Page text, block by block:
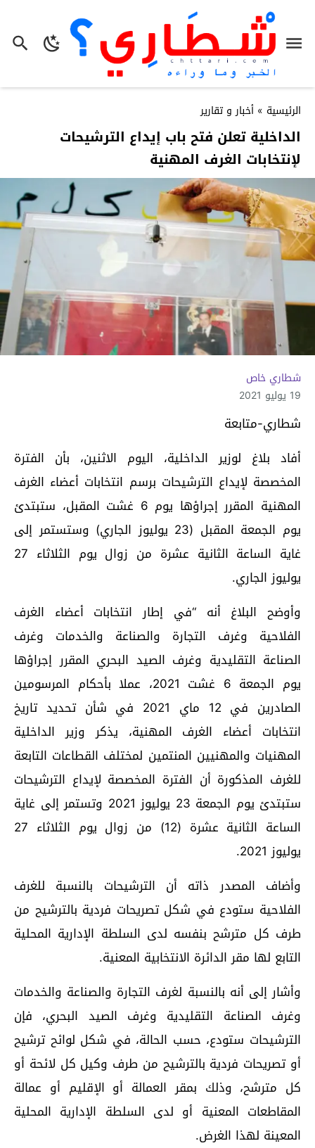
الرئيسية » أخبار و تقارير
الداخلية تعلن فتح باب إيداع الترشيحات
لإنتخابات الغرف المهنية
شطاري خاص
19 يوليو 2021
شطاري-متابعة
أفاد بلاغ لوزير الداخلية، اليوم الاثنين، بأن الفترة
المخصصة لإيداع الترشيحات برسم انتخابات أعضاء الغرف
المهنية المقرر إجراؤها يوم 6 غشت المقبل، ستبتدئ
يوم الجمعة المقبل (23 يوليوز الجاري) وستستمر إلى
غاية الساعة الثانية عشرة من زوال يوم الثلاثاء 27
يوليوز الجاري.
وأوضح البلاغ أنه “في إطار انتخابات أعضاء الغرف
الفلاحية وغرف التجارة والصناعة والخدمات وغرف
الصناعة التقليدية وغرف الصيد البحري المقرر إجراؤها
يوم الجمعة 6 غشت 2021، عملا بأحكام المرسومين
الصادرين في 12 ماي 2021 في شأن تحديد تاريخ
انتخابات أعضاء الغرف المهنية، يذكر وزير الداخلية
المهنيات والمهنيين المنتمين لمختلف القطاعات التابعة
للغرف المذكورة أن الفترة المخصصة لإيداع الترشيحات
ستبتدئ يوم الجمعة 23 يوليوز 2021 وتستمر إلى غاية
الساعة الثانية عشرة (12) من زوال يوم الثلاثاء 27
يوليوز 2021.
وأضاف المصدر ذاته أن الترشيحات بالنسبة للغرف
الفلاحية ستودع في شكل تصريحات فردية بالترشيح من
طرف كل مترشح بنفسه لدى السلطة الإدارية المحلية
التابع لها مقر الدائرة الانتخابية المعنية.
وأشار إلى أنه بالنسبة لغرف التجارة والصناعة والخدمات
وغرف الصناعة التقليدية وغرف الصيد البحري، فإن
الترشيحات ستودع، حسب الحالة، في شكل لوائح ترشيح
أو تصريحات فردية بالترشيح من طرف وكيل كل لائحة أو
كل مترشح، وذلك بمقر العمالة أو الإقليم أو عمالة
المقاطعات المعنية أو لدى السلطة الإدارية المحلية
المعينة لهذا الغرض.